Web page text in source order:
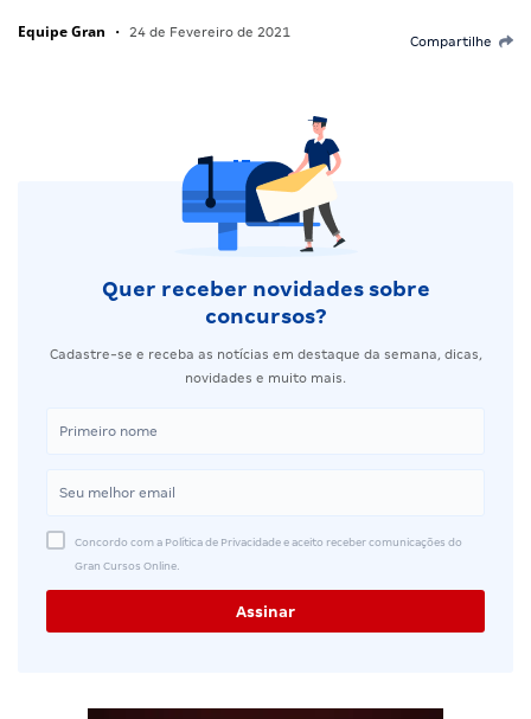
Equipe Gran • 24 de Fevereiro de 2021
Compartilhe
Quer receber novidades sobre
concursos?
Cadastre-se e receba as notícias em destaque da semana, dicas,
novidades e muito mais.
Concordo com a Política de Privacidade e aceito receber comunicações do
Gran Cursos Online.